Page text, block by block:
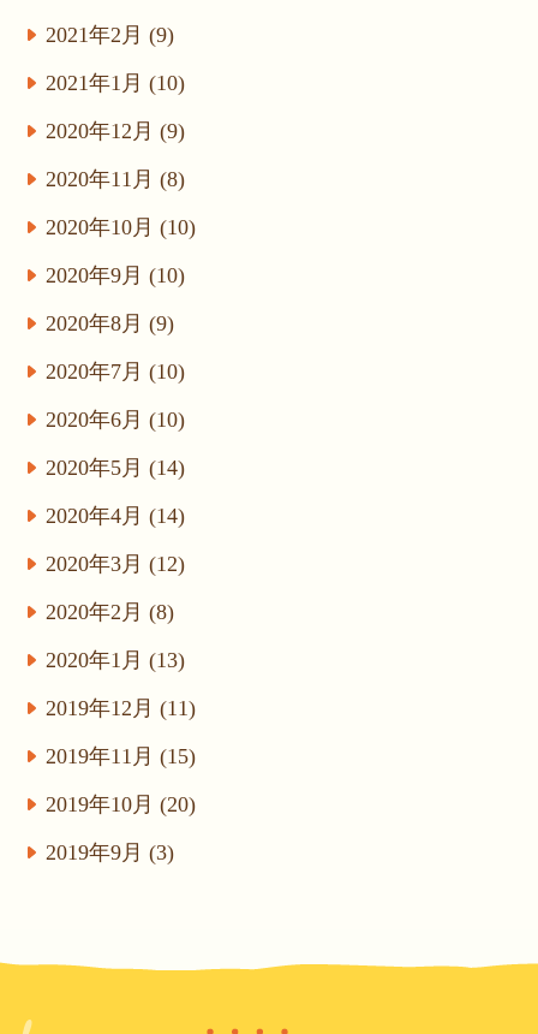
2021年2月 (9)
2021年1月 (10)
2020年12月 (9)
2020年11月 (8)
2020年10月 (10)
2020年9月 (10)
2020年8月 (9)
2020年7月 (10)
2020年6月 (10)
2020年5月 (14)
2020年4月 (14)
2020年3月 (12)
2020年2月 (8)
2020年1月 (13)
2019年12月 (11)
2019年11月 (15)
2019年10月 (20)
2019年9月 (3)